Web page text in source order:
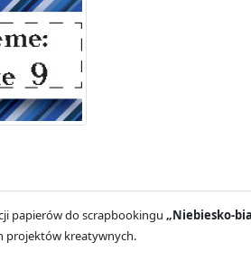
papierów do scrapbookingu „Niebiesko-
projektów kreatywnych.